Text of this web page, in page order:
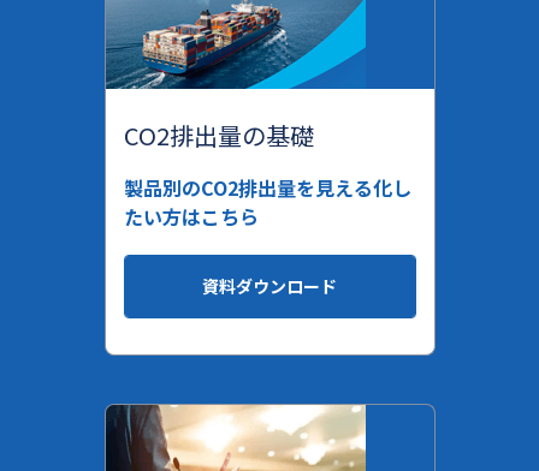
CO2排出量の基礎
製品別のCO2排出量を見える化し
たい方はこちら
資料ダウンロード